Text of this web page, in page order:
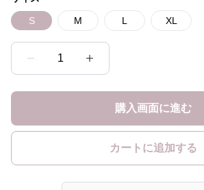
S M L XL
1
購入画面に進む
カートに追加する